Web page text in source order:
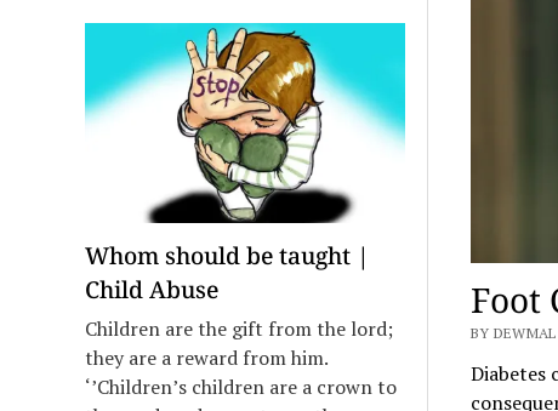
Whom should be taught |
Child Abuse
Children are the gift from the lord;
they are a reward from him.
‘’Children’s children are a crown to
Foot
BY
Diabetes